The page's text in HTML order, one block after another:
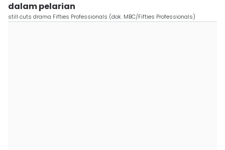
dalam pelarian
still cuts drama Fifties Professionals (dok. MBC/Fifties Professionals)